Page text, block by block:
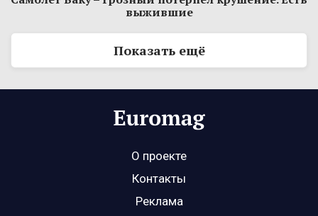
выжившие
Показать ещё
О проекте
Контакты
Реклама